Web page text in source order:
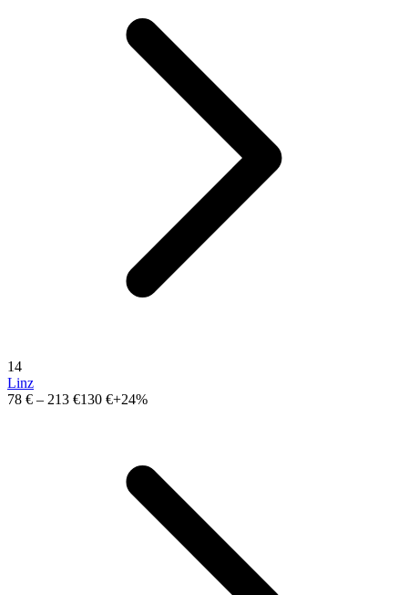
14
Linz
78 € – 213 €130 €+24%